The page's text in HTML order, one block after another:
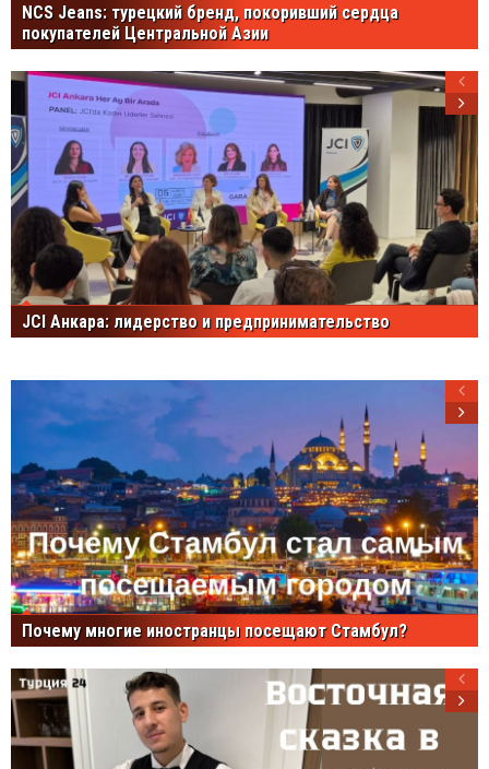
NCS Jeans: турецкий бренд, покоривший сердца
покупателей Центральной Азии
JCI Анкара: лидерство и предпринимательство
Почему многие иностранцы посещают Стамбул?